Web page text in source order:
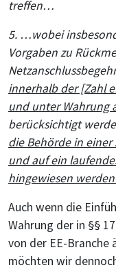
treffen…
5. …wobei
Vorgaben zu
innerhalb der [Zahl
und unter Wahrung
berücksichtigt
die Behörde in einer
und auf ein
hingewiesen
Auch wenn die
Wahrung der in §§
von der EE-
möchten wir